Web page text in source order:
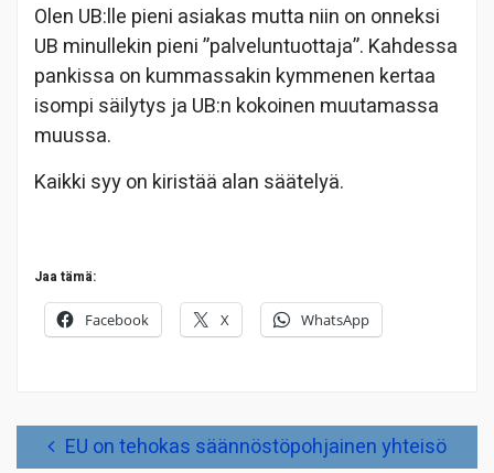
Olen UB:lle pieni asiakas mutta niin on onneksi
UB minullekin pieni ”palveluntuottaja”. Kahdessa
pankissa on kummassakin kymmenen kertaa
isompi säilytys ja UB:n kokoinen muutamassa
muussa.
Kaikki syy on kiristää alan säätelyä.
Jaa tämä:
Facebook X WhatsApp
ArtikkelienEU on tehokas säännöstöpohjainen yhteisö